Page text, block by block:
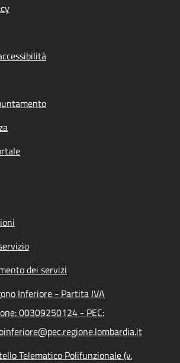
dei servizi
Inferiore - Partita IVA
00309250124 - PEC:
Telematico Polifunzionale (v.